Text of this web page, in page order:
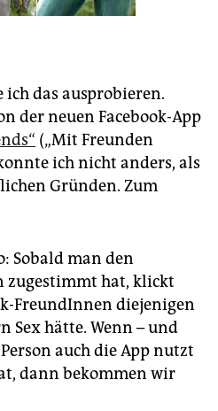
das ausprobieren.
der neuen Facebook-App
(„Mit Freunden
ich nicht anders, als
Gründen. Zum
Sobald man den
zugestimmt hat, klickt
FreundInnen diejenigen
Sex hätte. Wenn – und
auch die App nutzt
dann bekommen wir